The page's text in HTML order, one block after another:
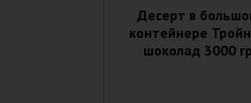
Десерт в
контейнере
шоколад 3000 гр